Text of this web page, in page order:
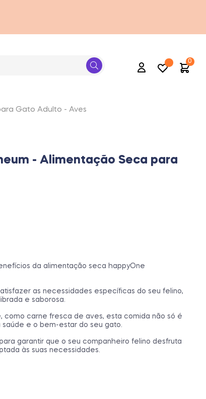
0
Gato Adulto - Aves
- Alimentação Seca para
da alimentação seca happyOne
as necessidades específicas do seu felino,
e saborosa.
como carne fresca de aves, esta comida não só é
e o bem-estar do seu gato.
garantir que o seu companheiro felino desfruta
às suas necessidades.